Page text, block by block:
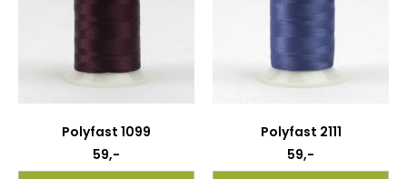
Polyfast 1099
59,-
Polyfast 2111
59,-